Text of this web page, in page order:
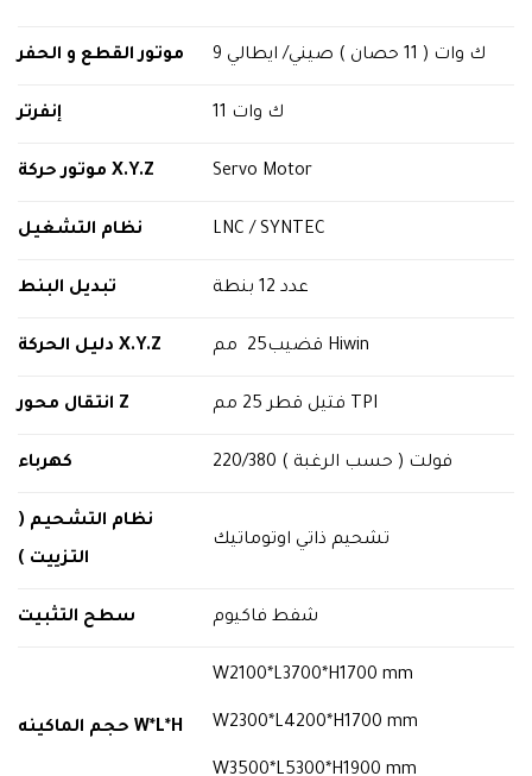
موتور القطع و الحفر 9 ك وات ( 11 حصان ) صيني/ ايطالي
إنفرتر 11 ك وات
X.Y.Z Servo Motor
نظام التشغيل LNC / SYNTEC
تبديل البنط عدد 12 بنطة
X.Y.Z قضيب25 مم Hiwin
Z فتيل قطر 25 مم TPI
كهرباء 220/380 فولت ( حسب الرغبة )
نظام التشحيم (
التزييت )
تشحيم ذاتي اوتوماتيك
سطح التثبيت شفط فاكيوم
W*L*H
W2100*L3700*H1700 mm
W2300*L4200*H1700 mm
W3500*L5300*H1900 mm